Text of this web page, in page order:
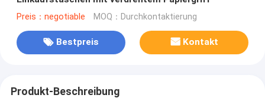
Preis：negotiable MOQ：Durchkontaktierung
Bestpreis Kontakt
Produkt-Beschreibung